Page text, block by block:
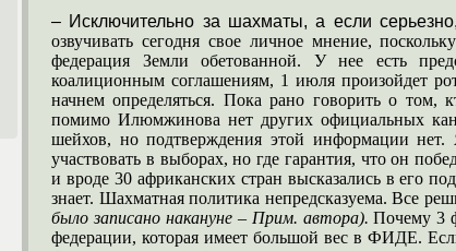
– Исключительно за шахматы, а если
озвучивать сегодня свое личное мнение,
федерация Земли обетованной. У нее есть
коалиционным соглашениям, 1 июля произойдет
начнем определяться. Пока рано говорить о том,
помимо Илюмжинова нет других официальных
шейхов, но подтверждения этой информации
участвовать в выборах, но где гарантия, что он
и вроде 30 африканских стран высказались в его
знает. Шахматная политика непредсказуема. Все
было записано накануне – Прим. автора).Почему 3
федерации, которая имеет большой вес в ФИДЕ.